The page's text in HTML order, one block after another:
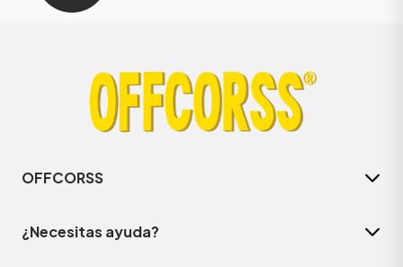
OFFCORSS
¿Necesitas ayuda?